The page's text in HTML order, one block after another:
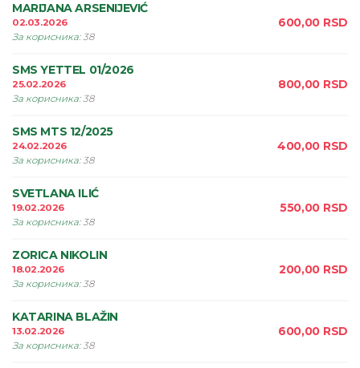
MARIJANA ARSENIJEVIĆ
02.03.2026
За корисника:38
600,00 RSD
SMS YETTEL 01/2026
25.02.2026
За корисника:38
800,00 RSD
SMS MTS 12/2025
24.02.2026
За корисника:38
400,00 RSD
SVETLANA ILIĆ
19.02.2026
За корисника:38
550,00 RSD
ZORICA NIKOLIN
18.02.2026
За корисника:38
200,00 RSD
KATARINA BLAŽIN
13.02.2026
За корисника:38
600,00 RSD